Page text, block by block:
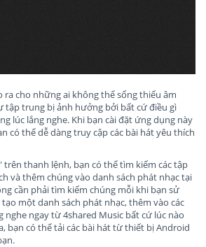
ra cho những ai không thể sống thiếu âm
tập trung bị ảnh hưởng bởi bất cứ điều gì
lúc lắng nghe. Khi bạn cài đặt ứng dụng này
có thể dễ dàng truy cập các bài hát yêu thích
trên thanh lệnh, bạn có thể tìm kiếm các tập
và thêm chúng vào danh sách phát nhạc tại
cần phải tìm kiếm chúng mỗi khi bạn sử
một danh sách phát nhạc, thêm vào các
nghe ngay từ 4shared Music bất cứ lúc nào
bạn có thể tải các bài hát từ thiết bị Android